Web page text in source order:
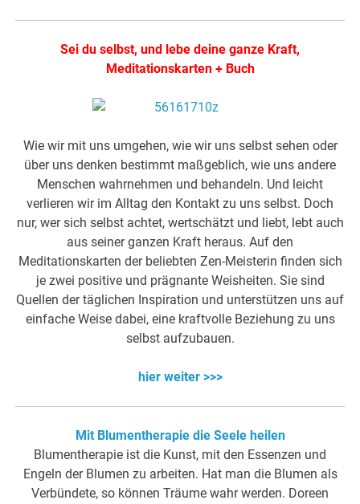
Sei du selbst, und lebe deine ganze Kraft,
Meditationskarten + Buch
Wie wir mit uns umgehen, wie wir uns selbst sehen oder
über uns denken bestimmt maßgeblich, wie uns andere
Menschen wahrnehmen und behandeln. Und leicht
verlieren wir im Alltag den Kontakt zu uns selbst. Doch
nur, wer sich selbst achtet, wertschätzt und liebt, lebt auch
aus seiner ganzen Kraft heraus. Auf den
Meditationskarten der beliebten Zen-Meisterin finden sich
je zwei positive und prägnante Weisheiten. Sie sind
Quellen der täglichen Inspiration und unterstützen uns auf
einfache Weise dabei, eine kraftvolle Beziehung zu uns
selbst aufzubauen.
hier weiter >>>
Mit Blumentherapie die Seele heilen
Blumentherapie ist die Kunst, mit den Essenzen und
Engeln der Blumen zu arbeiten. Hat man die Blumen als
Verbündete, so können Träume wahr werden. Doreen